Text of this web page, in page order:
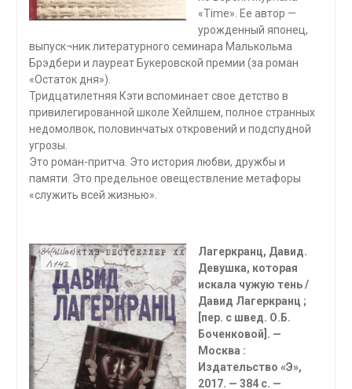
«Time». Ее автор —
урожденный японец,
выпуск¬ник литературного семинара Малькольма
Брэдбери и лауреат Букеровской премии (за роман
«Остаток дня»).
Тридцатилетняя Кэти вспоминает свое детство в
привилегированной школе Хейлшем, полное странных
недомолвок, половинчатых откровений и подспудной
угрозы.
Это роман-притча. Это история любви, дружбы и
памяти. Это предельное овеществление метафоры
«служить всей жизнью».
Лагеркранц, Давид.
Девушка, которая
искала чужую тень /
Давид Лагеркранц ;
[пер. с швед. О.Б.
Боченковой]. —
Москва :
Издательство «Э»,
2017. — 384 с. —